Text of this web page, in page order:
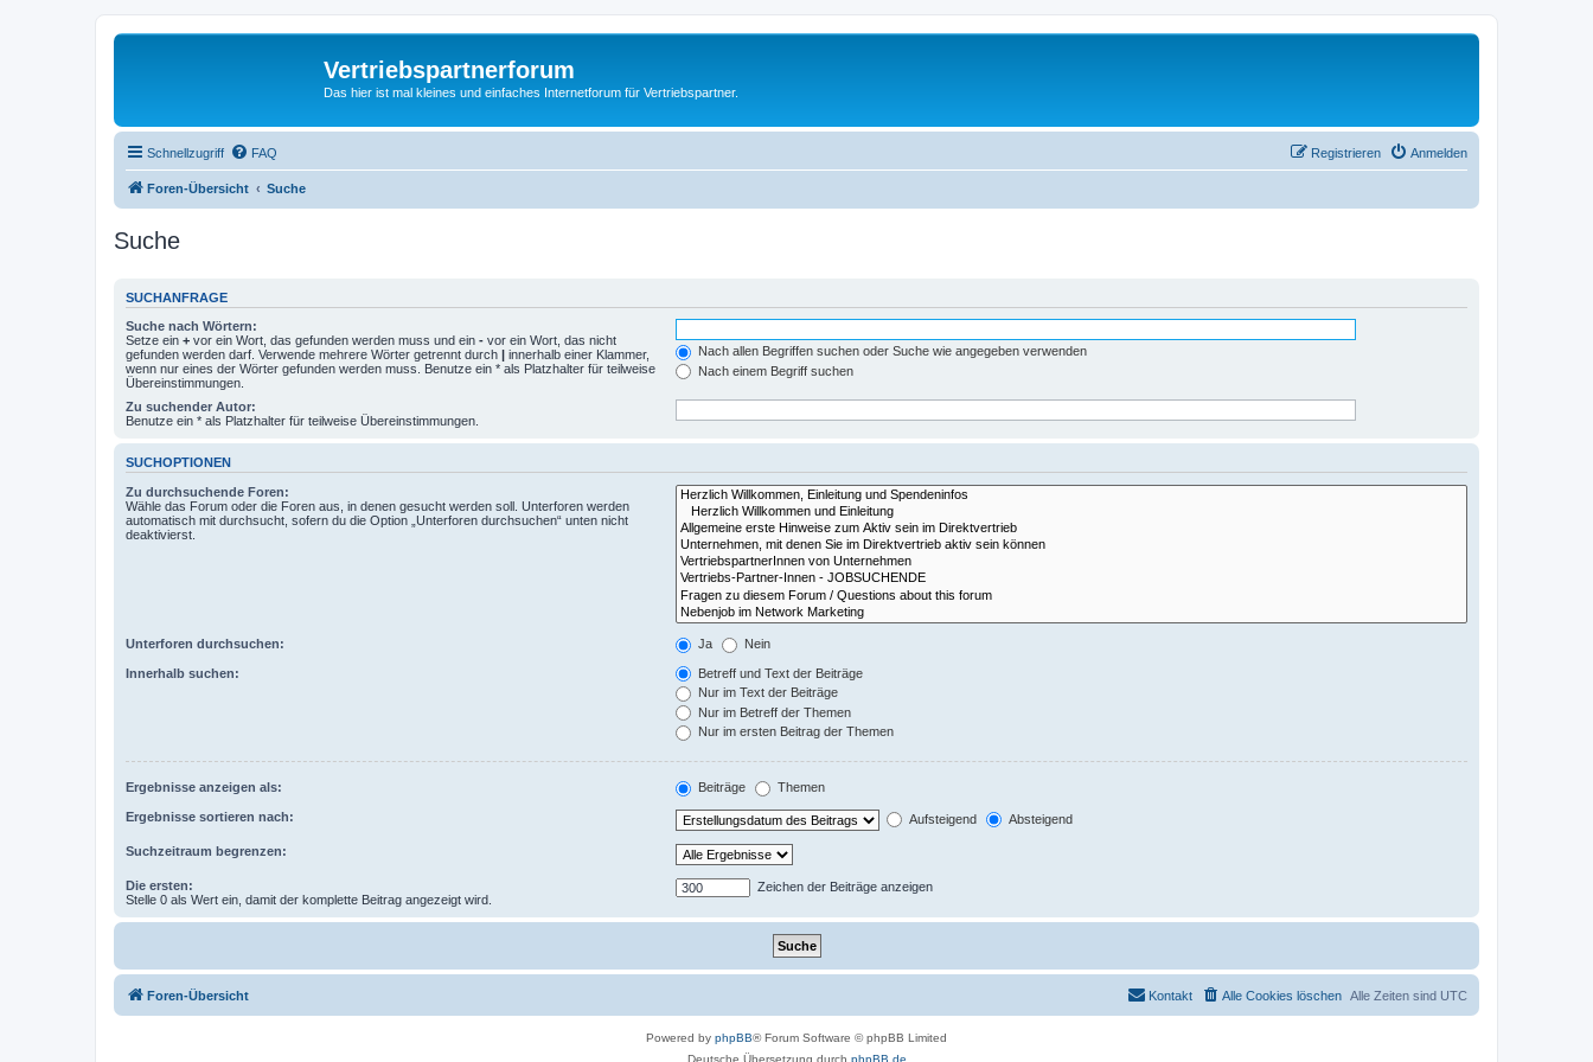
Vertriebspartnerforum
Das hier ist mal kleines und einfaches Internetforum für Vertriebspartner.
Schnellzugriff FAQ Anmelden
Registrieren
Foren-Übersicht Suche
Suche
SUCHANFRAGE
Suche nach Wörtern:
Setze ein + vor ein Wort, das gefunden werden muss und ein - vor ein Wort, das nicht
gefunden werden darf. Verwende mehrere Wörter getrennt durch | innerhalb einer Klammer,
wenn nur eines der Wörter gefunden werden muss. Benutze ein * als Platzhalter für teilweise
Übereinstimmungen.
Nach allen Begriffen suchen oder Suche wie angegeben verwenden
Nach einem Begriff suchen
Zu suchender Autor:
Benutze ein * als Platzhalter für teilweise Übereinstimmungen.
SUCHOPTIONEN
Zu durchsuchende Foren:
Wähle das Forum oder die Foren aus, in denen gesucht werden soll. Unterforen werden
automatisch mit durchsucht, sofern du die Option „Unterforen durchsuchen“ unten nicht
deaktivierst.
Unterforen durchsuchen: Ja Nein
Innerhalb suchen:
Betreff und Text der Beiträge
Nur im Text der Beiträge
Nur im Betreff der Themen
Nur im ersten Beitrag der Themen
Ergebnisse anzeigen als: Beiträge Themen
Ergebnisse sortieren nach: Aufsteigend Absteigend
Suchzeitraum begrenzen:
Die ersten:
Stelle 0 als Wert ein, damit der komplette Beitrag angezeigt wird.
Zeichen der Beiträge anzeigen
Foren-Übersicht Alle Zeiten sind UTC
Alle Cookies löschen
Kontakt
Powered by phpBB® Forum Software © phpBB Limited
Deutsche Übersetzung durch phpBB.de